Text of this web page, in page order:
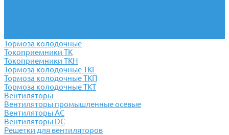
Тормоза колодочные
Токоприемники ТК
Токоприемники ТКН
Тормоза колодочные ТКГ
Тормоза колодочные ТКП
Тормоза колодочные ТКТ
Вентиляторы
Вентиляторы промышленные осевые
Вентиляторы АС
Вентиляторы DC
Решетки для вентиляторов